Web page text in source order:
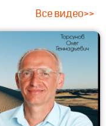
Все видео>>